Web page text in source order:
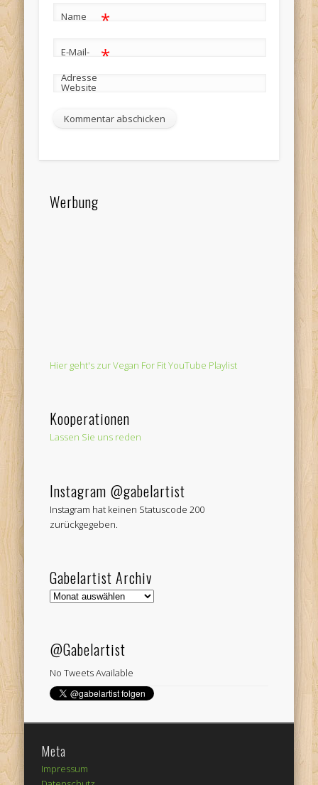
Name *
E-Mail-
Adresse
*
Website
Werbung
Hier geht's zur Vegan For Fit YouTube Playlist
Kooperationen
Lassen Sie uns reden
Instagram @gabelartist
Instagram hat keinen Statuscode 200
zurückgegeben.
Gabelartist Archiv
Gabelartist
@Gabelartist
No Tweets Available
Meta
Impressum